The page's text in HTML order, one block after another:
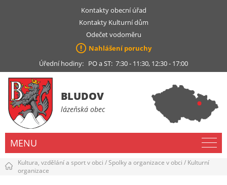
Kontakty obecní úřad
Kontakty Kulturní dům
Odečet vodoměru
Nahlášení poruchy
Úřední hodiny: PO a ST: 7:30 - 11:30, 12:30 - 17:00
BLUDOV
lázeňská obec
MENU
Kultura, vzdělání a sport v obci /Spolky a organizace v obci / Kulturní
organizace